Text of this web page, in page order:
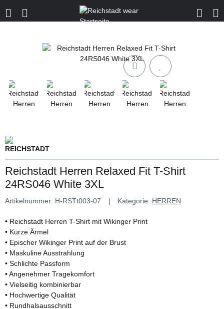
Reichstadt Herren Relaxed Fit T-Shirt
24RS046 White 3XL
Artikelnummer: H-RSTt003-07 Kategorie: HERREN
• Reichstadt Herren T-Shirt mit Wikinger Print
• Kurze Ärmel
• Epischer Wikinger Print auf der Brust
• Maskuline Ausstrahlung
• Schlichte Passform
• Angenehmer Tragekomfort
• Vielseitig kombinierbar
• Hochwertige Qualität
• Rundhalsausschnitt